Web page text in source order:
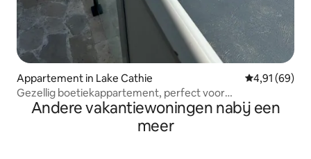
Appartement in Lake Cathie Gemiddelde
4,91 (69)
Gezellig boetiekappartement, perfect voor
relatietherapie
Andere vakantiewoningen nabij een
meer